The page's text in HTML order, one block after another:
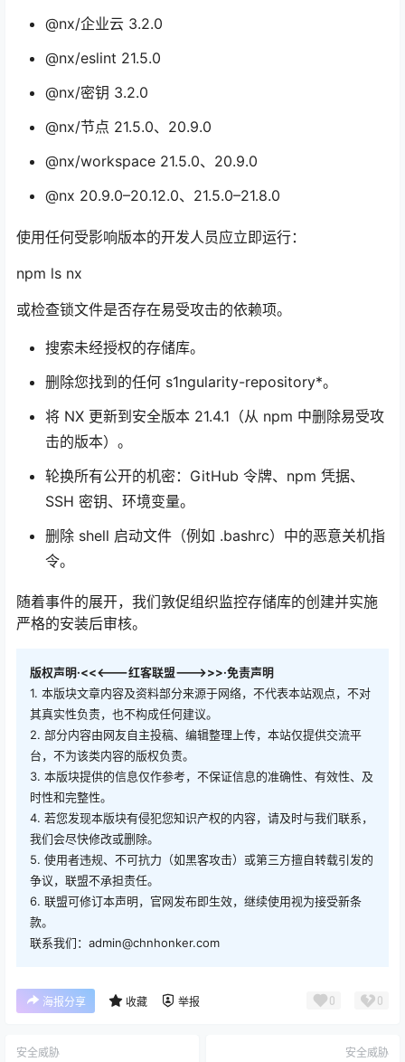
@nx/企业云 3.2.0
@nx/eslint 21.5.0
@nx/密钥 3.2.0
@nx/节点 21.5.0、20.9.0
@nx/workspace 21.5.0、20.9.0
@nx 20.9.0–20.12.0、21.5.0–21.8.0
使用任何受影响版本的开发人员应立即运行：
npm ls nx
或检查锁文件是否存在易受攻击的依赖项。
搜索未经授权的存储库。
删除您找到的任何 s1ngularity-repository*。
将 NX 更新到安全版本 21.4.1（从 npm 中删除易受攻
击的版本）。
轮换所有公开的机密：GitHub 令牌、npm 凭据、
SSH 密钥、环境变量。
删除 shell 启动文件（例如 .bashrc）中的恶意关机指
令。
随着事件的展开，我们敦促组织监控存储库的创建并实施
严格的安装后审核。
版权声明·<<<---红客联盟--->>>·免责声明
1. 本版块文章内容及资料部分来源于网络，不代表本站观点，不对
其真实性负责，也不构成任何建议。
2. 部分内容由网友自主投稿、编辑整理上传，本站仅提供交流平
台，不为该类内容的版权负责。
3. 本版块提供的信息仅作参考，不保证信息的准确性、有效性、及
时性和完整性。
4. 若您发现本版块有侵犯您知识产权的内容，请及时与我们联系，
我们会尽快修改或删除。
5. 使用者违规、不可抗力（如黑客攻击）或第三方擅自转载引发的
争议，联盟不承担责任。
6. 联盟可修订本声明，官网发布即生效，继续使用视为接受新条
款。
联系我们：admin@chnhonker.com
海报分享 收藏 举报 0 0
安全威胁 安全威胁